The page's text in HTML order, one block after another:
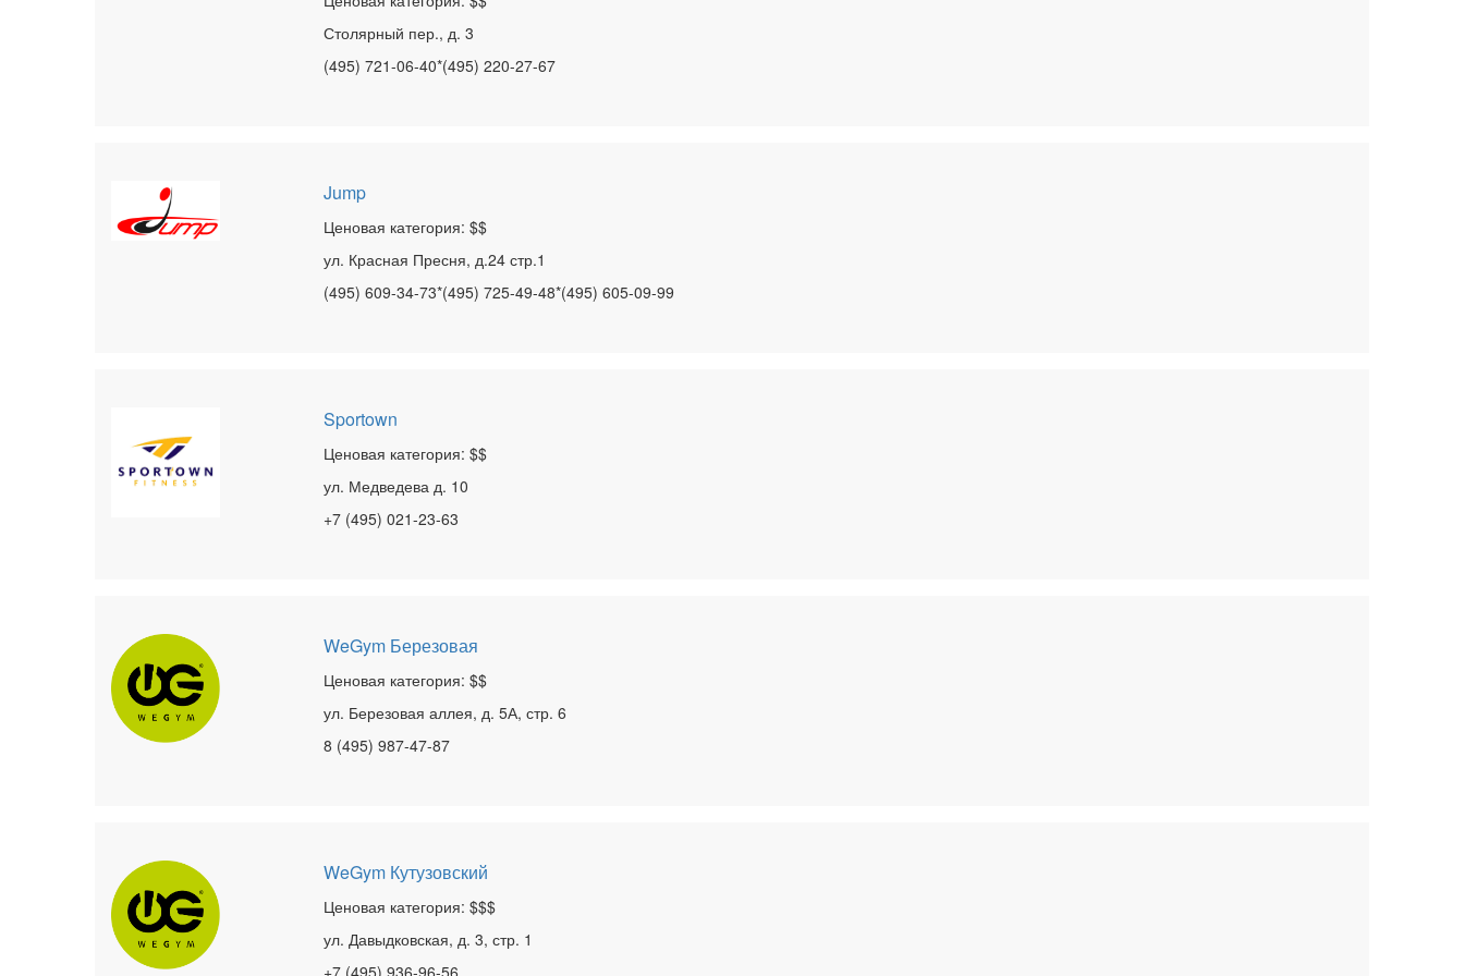
Столярный пер., д. 3
(495) 721-06-40*(495) 220-27-67
Jump
Ценовая категория: $$
ул. Красная Пресня, д.24 стр.1
(495) 609-34-73*(495) 725-49-48*(495) 605-09-99
Sportown
Ценовая категория: $$
ул. Медведева д. 10
+7 (495) 021-23-63
WeGym Березовая
Ценовая категория: $$
ул. Березовая аллея, д. 5А, стр. 6
8 (495) 987-47-87
WeGym Кутузовский
Ценовая категория: $$$
ул. Давыдковская, д. 3, стр. 1
+7 (495) 936-96-56